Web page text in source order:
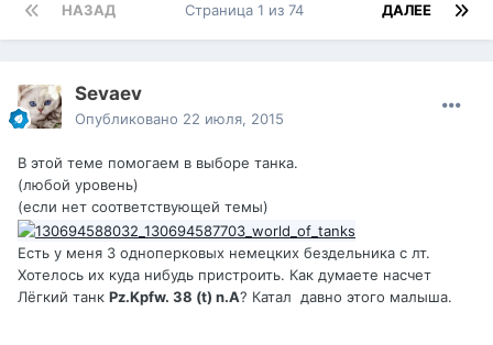
НАЗАД ДАЛЕЕ
Страница 1 из 74
Sevaev
Опубликовано 22 июля, 2015
В этой теме помогаем в выборе танка.
(любой уровень)
(если нет соответствующей темы)
Есть у меня 3 одноперковых немецких бездельника с лт.
Хотелось их куда нибудь пристроить. Как думаете насчет
Лёгкий танк Pz.Kpfw. 38 (t) n.A? Катал давно этого малыша.